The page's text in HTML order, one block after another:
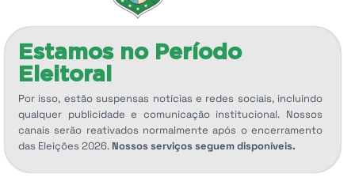
Estamos no Período
Eleitoral
Por isso, estão suspensas notícias e redes sociais, incluindo
qualquer publicidade e comunicação institucional. Nossos
canais serão reativados normalmente após o encerramento
das Eleições 2026. Nossos serviços seguem disponíveis.